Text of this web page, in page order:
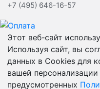
+7 (495) 646-16-57
Этот веб-сайт
Используя сайт, вы
данных в Cookies для
вашей
предусмотренных